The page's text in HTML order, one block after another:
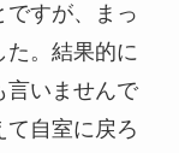
ですが、まっ
た。結果的に
言いませんで
て自室に戻ろ